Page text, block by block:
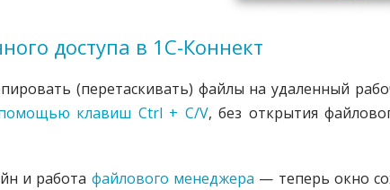
доступа в 1С-Коннект
(перетаскивать) файлы на удаленный
клавиш Ctrl + C/V, без открытия
и работа файлового менеджера — теперь окно